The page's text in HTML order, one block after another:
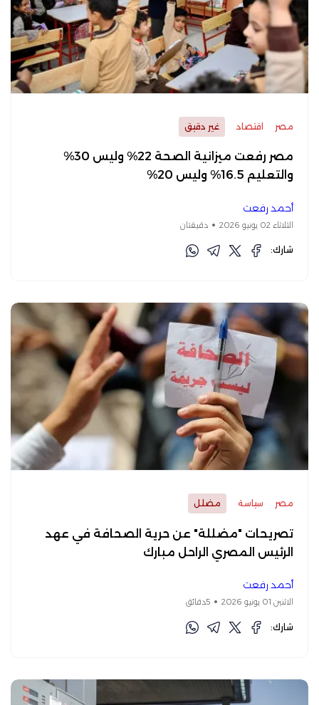
مصر اقتصاد غير دقيق
مصر رفعت ميزانية الصحة 22% وليس 30%
والتعليم 16.5% وليس 20%
أحمد رفعت
الثلاثاء 02 يونيو 2026 دقيقتان
شارك:
مصر سياسة مضلل
تصريحات "مضللة" عن حرية الصحافة في عهد
الرئيس المصري الراحل مبارك
أحمد رفعت
الاثنين 01 يونيو 2026 5دقائق
شارك: